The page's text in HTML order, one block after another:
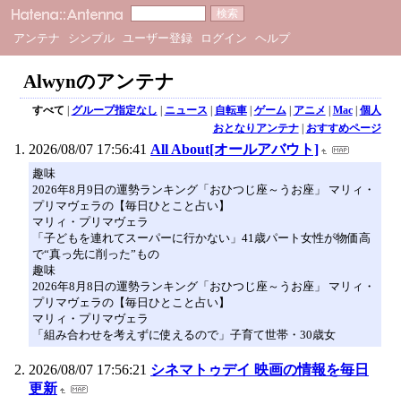
アンテナ シンプル ユーザー登録 ログイン ヘルプ
Alwynのアンテナ
すべて | グループ指定なし | ニュース | 自転車| ゲーム| アニメ | Mac| 個人
おとなりアンテナ| おすすめページ
2026/08/07 17:56:41 All About[オールアバウト]
趣味
2026年8月9日の運勢ランキング「おひつじ座～うお座」 マリィ・
プリマヴェラの【毎日ひとこと占い】
マリィ・プリマヴェラ
「子どもを連れてスーパーに行かない」41歳パート女性が物価高
で“真っ先に削った”もの
趣味
2026年8月8日の運勢ランキング「おひつじ座～うお座」 マリィ・
プリマヴェラの【毎日ひとこと占い】
マリィ・プリマヴェラ
「組み合わせを考えずに使えるので」子育て世帯・30歳女
2026/08/07 17:56:21 シネマトゥデイ 映画の情報を毎日
更新